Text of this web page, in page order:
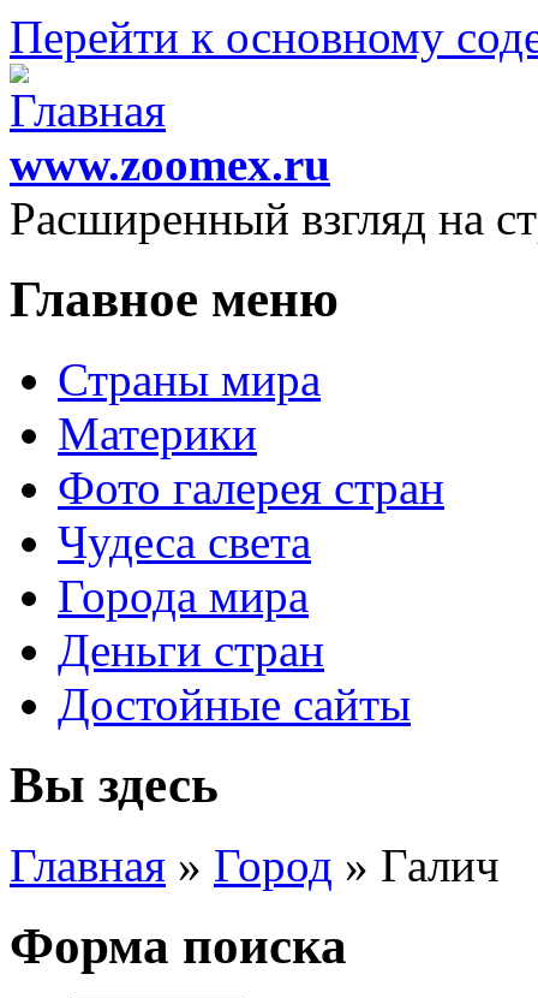
Перейти к основному
www.zoomex.ru
Расширенный взгляд на
Главное меню
Страны мира
Материки
Фото галерея стран
Чудеса света
Города мира
Деньги стран
Достойные сайты
Вы здесь
Главная » Город » Галич
Форма поиска